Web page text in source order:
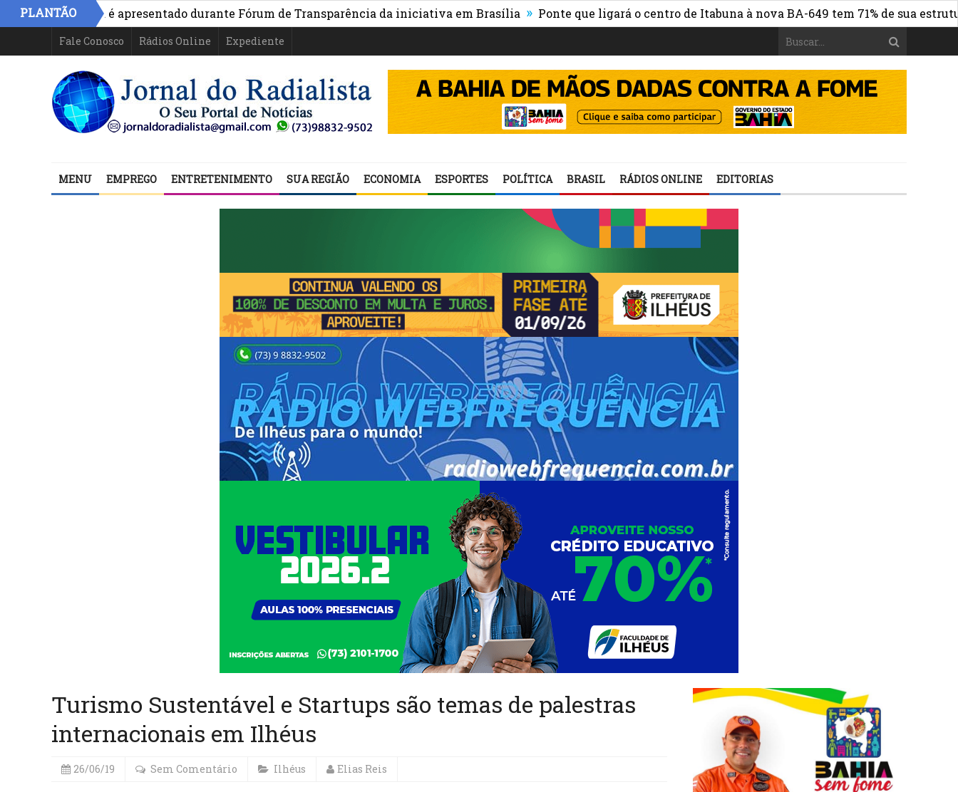
PLANTÃO
na Bahia é apresentado durante Fórum de Transparência da iniciativa em Brasília » Ponte que ligará o centro de Itabuna à nova BA-649 tem 71% de sua estrutura de
Fale Conosco Rádios Online Expediente
MENU EMPREGO ENTRETENIMENTO SUA REGIÃO ECONOMIA ESPORTES POLÍTICA BRASIL RÁDIOS ONLINE EDITORIAS
Turismo Sustentável e Startups são temas de palestras
internacionais em Ilhéus
26/06/19 Sem Comentário Ilhéus Elias Reis